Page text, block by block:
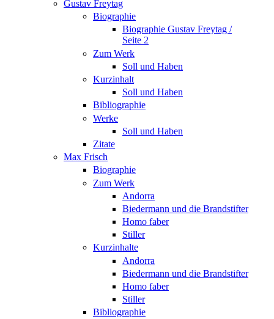
Gustav Freytag
Biographie
Biographie Gustav Freytag /
Seite 2
Zum Werk
Soll und Haben
Kurzinhalt
Soll und Haben
Bibliographie
Werke
Soll und Haben
Zitate
Max Frisch
Biographie
Zum Werk
Andorra
Biedermann und die Brandstifter
Homo faber
Stiller
Kurzinhalte
Andorra
Biedermann und die Brandstifter
Homo faber
Stiller
Bibliographie